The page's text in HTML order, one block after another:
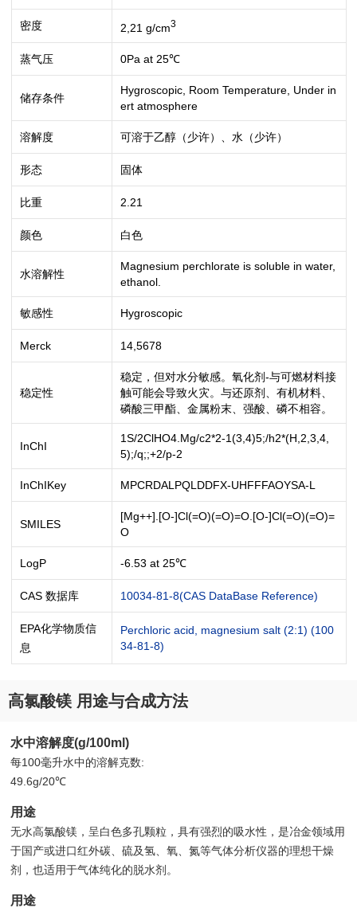
密度 2,21 g/cm3
蒸气压 0Pa at 25℃
储存条件
Hygroscopic, Room Temperature, Under in
ert atmosphere
溶解度 可溶于乙醇（少许）、水（少许）
形态 固体
比重 2.21
颜色 白色
水溶解性
Magnesium perchlorate is soluble in water,
ethanol.
敏感性 Hygroscopic
Merck 14,5678
稳定性
稳定，但对水分敏感。氧化剂-与可燃材料接
触可能会导致火灾。与还原剂、有机材料、
磷酸三甲酯、金属粉末、强酸、磷不相容。
InChI
1S/2ClHO4.Mg/c2*2-1(3,4)5;/h2*(H,2,3,4,
5);/q;;+2/p-2
InChIKey MPCRDALPQLDDFX-UHFFFAOYSA-L
SMILES
[Mg++].[O-]Cl(=O)(=O)=O.[O-]Cl(=O)(=O)=
O
LogP -6.53 at 25℃
CAS 数据库 10034-81-8(CAS DataBase Reference)
EPA化学物质信
息
Perchloric acid, magnesium salt (2:1) (100
34-81-8)
高氯酸镁 用途与合成方法
水中溶解度(g/100ml)
每100毫升水中的溶解克数:
49.6g/20℃
用途
无水高氯酸镁，呈白色多孔颗粒，具有强烈的吸水性，是冶金领域用
于国产或进口红外碳、硫及氢、氧、氮等气体分析仪器的理想干燥
剂，也适用于气体纯化的脱水剂。
用途